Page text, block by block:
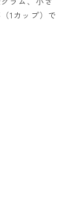
1カップ）で